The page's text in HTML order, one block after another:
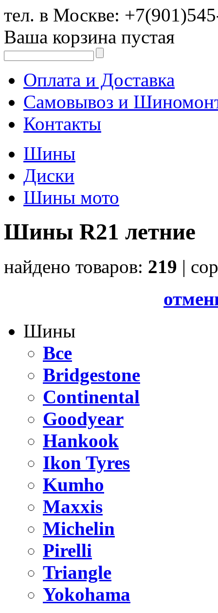
тел. в Москве:
Ваша корзина пустая
Оплата и Доставка
Самовывоз и
Контакты
Шины
Диски
Шины мото
Шины R21 летние
найдено товаров: 219 |
Шины
Все
Bridgestone
Continental
Goodyear
Hankook
Ikon Tyres
Kumho
Maxxis
Michelin
Pirelli
Triangle
Yokohama